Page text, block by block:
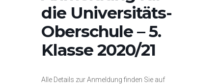
die Universitäts-
Oberschule – 5.
Klasse 2020/21
Alle Details zur Anmeldung finden Sie auf